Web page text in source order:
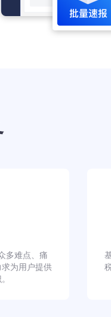
多难点、痛
为用户提供